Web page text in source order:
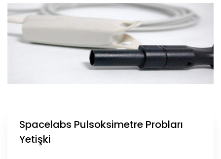
Spacelabs Pulsoksimetre Probları
Yetişki